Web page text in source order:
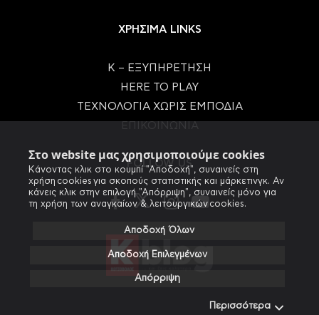
Στο website μας χρησιμοποιούμε cookies
Κάνοντας κλικ στο κουμπί "Αποδοχή", συναινείς στη
χρήση cookies για σκοπούς στατιστικής και μάρκετινγκ. Αν
κάνεις κλικ στην επιλογή "Απόρριψη", συναινείς μόνο για
τη χρήση των αναγκαίων & λειτουργικών cookies.
Αποδοχή Όλων
Αποδοχή Επιλεγμένων
Απόρριψη
Περισσότερα
ΧΡΗΣΙΜΑ LINKS
Κ – ΕΞΥΠΗΡΕΤΗΣΗ
HERE TO PLAY
ΤΕΧΝΟΛΟΓΙΑ ΧΩΡΙΣ ΕΜΠΟΔΙΑ
FOLLOW US